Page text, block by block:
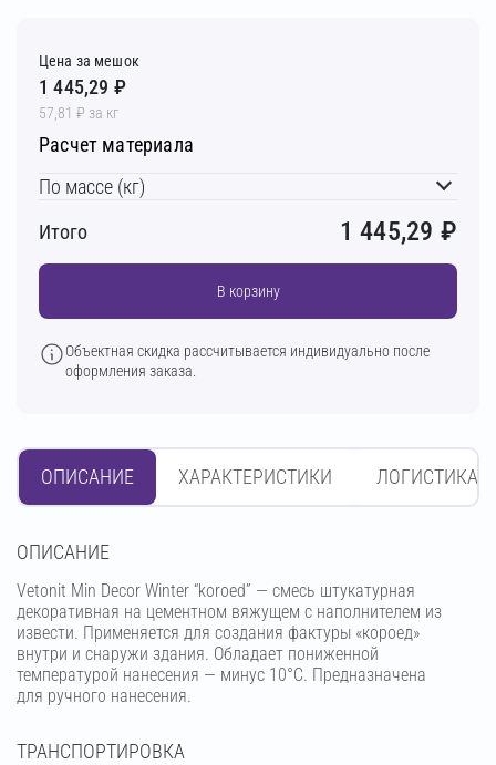
Цена за мешок
1 445,29 ₽
57,81 ₽ за кг
Расчет материала
По массе (кг)
Итого
1 445,29 ₽
В корзину
Объектная скидка рассчитывается индивидуально после
оформления заказа.
ОПИСАНИЕ ХАРАКТЕРИСТИКИ ЛОГИСТИКА
OПИСАНИЕ
Vetonit Min Decor Winter “koroed” — смесь штукатурная
декоративная на цементном вяжущем с наполнителем из
извести. Применяется для создания фактуры «короед»
внутри и снаружи здания. Обладает пониженной
температурой нанесения — минус 10°С. Предназначена
для ручного нанесения.
ТРАНСПОРТИРОВКА